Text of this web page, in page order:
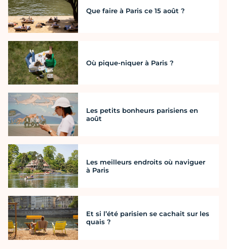
Que faire à Paris ce 15 août ?
Où pique-niquer à Paris ?
Les petits bonheurs parisiens en
août
Les meilleurs endroits où naviguer
à Paris
Et si l’été parisien se cachait sur les
quais ?